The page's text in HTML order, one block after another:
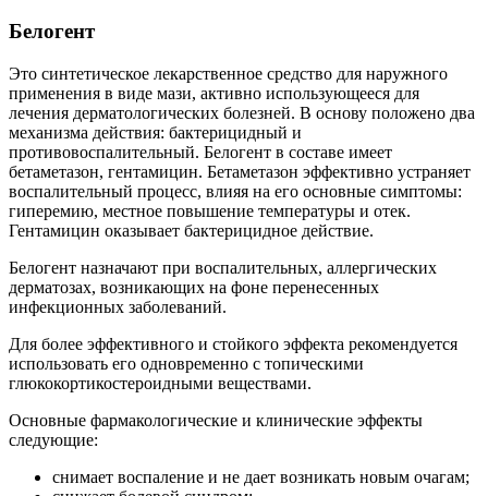
Белогент
Это синтетическое лекарственное средство для наружного
применения в виде мази, активно использующееся для
лечения дерматологических болезней. В основу положено два
механизма действия: бактерицидный и
противовоспалительный. Белогент в составе имеет
бетаметазон, гентамицин. Бетаметазон эффективно устраняет
воспалительный процесс, влияя на его основные симптомы:
гиперемию, местное повышение температуры и отек.
Гентамицин оказывает бактерицидное действие.
Белогент назначают при воспалительных, аллергических
дерматозах, возникающих на фоне перенесенных
инфекционных заболеваний.
Для более эффективного и стойкого эффекта рекомендуется
использовать его одновременно с топическими
глюкокортикостероидными веществами.
Основные фармакологические и клинические эффекты
следующие:
снимает воспаление и не дает возникать новым очагам;